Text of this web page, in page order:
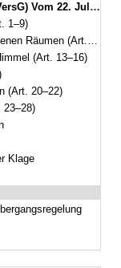
BayRS 2180-4-I (Art. 1–28)
1–9)
(Art. 10–12)
(Art. 13–16)
(Art. 20–22)
23–28)
Klage